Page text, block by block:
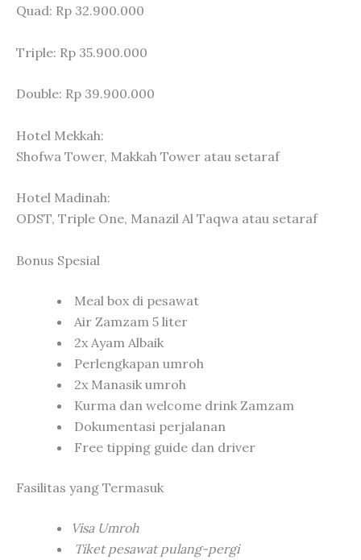
Quad: Rp 32.900.000
Triple: Rp 35.900.000
Double: Rp 39.900.000
Hotel Mekkah:
Shofwa Tower, Makkah Tower atau setaraf
Hotel Madinah:
ODST, Triple One, Manazil Al Taqwa atau setaraf
Bonus Spesial
Meal box di pesawat
Air Zamzam 5 liter
2x Ayam Albaik
Perlengkapan umroh
2x Manasik umroh
Kurma dan welcome drink Zamzam
Dokumentasi perjalanan
Free tipping guide dan driver
Fasilitas yang Termasuk
Visa Umroh
Tiket pesawat pulang-pergi